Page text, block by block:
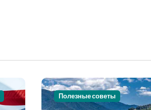
Полезные советы